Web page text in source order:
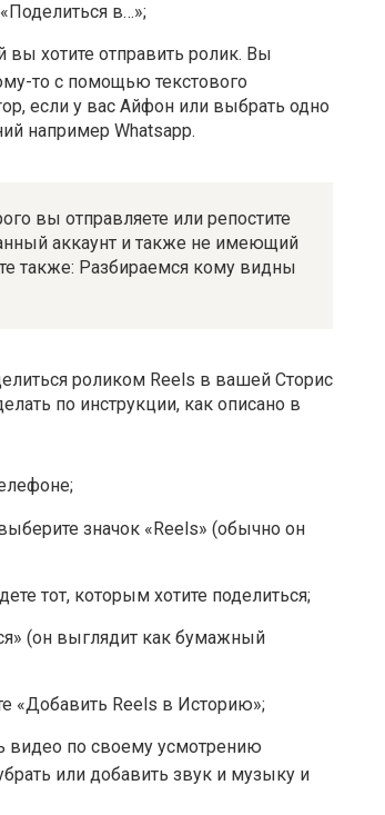
в…»;
хотите отправить ролик. Вы
то с помощью текстового
если у вас Айфон или выбрать одно
например Whatsapp.
вы отправляете или репостите
аккаунт и также не имеющий
также: Разбираемся кому видны
роликом Reels в вашей Сторис
по инструкции, как описано в
значок «Reels» (обычно он
тот, которым хотите поделиться;
(он выглядит как бумажный
Reels в Историю»;
видео по своему усмотрению
или добавить звук и музыку и